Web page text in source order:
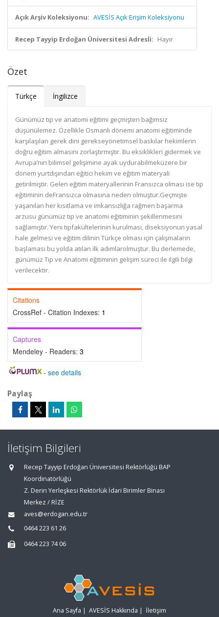
Açık Arşiv Koleksiyonu: AVESİS Açık Erişim Koleksiyonu
Recep Tayyip Erdoğan Üniversitesi Adresli: Hayır
Özet
Türkçe İngilizce
Günümüz tıp ve anatomi eğitimi geçmişten bağımsız
düşünülemez. Özellikle Osmanlı dönemi anatomi eğitiminde
karşılaşılan gerek dini gerekseyönetimsel baskılar hekimlerin
doğru eğitim almasını zorlaştırmıştır. Bu eksiklikleri gidermek ve
Avrupa’nın bilimsel gelişimine ayak uydurabilmeküzere bir
dönem yurtdışından eğitici hekim ve eğitim materyali
getirilmiştir. Gelen eğitim materyallerinin Fransızca olması ise tıp
eğitiminin deFransızca olmasına neden olmuştur.Geçmişte
yaşanılan her kısıtlama ve imkansızlığa rağmen başarma
arzusu günümüz tıp ve anatomi eğitiminin şekillenmesini
sağlamıştır. Yeni tıpfakültelerinin kurulması, diseksiyonun yasal
hale gelmesi ve eğitim dilinin Türkçe olması için çalışmaların
başlaması bu yolda atılan ilk adımlarolmuştur. Bu derlemede,
günümüz Tıp ve Anatomi eğitiminin gelişim süreci ile ilgili bilgi
verilecektir.
Citations
CrossRef - Citation Indexes: 1
Captures
Mendeley - Readers: 3
- see details
Paylaş
İletişim Bilgileri
Recep Tayyip Erdoğan Üniversitesi Rektörlüğü BAP
Koordinatörlüğü
Z. Derin Yerleşkesi Rektörlük İdari Birimler Binası
Merkez / RİZE
aves@erdogan.edu.tr
0464 223 61 26
0464 223 74 06
Ana Sayfa | AVESİS Hakkında | İletişim